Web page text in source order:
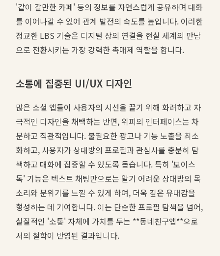
'같이 갈만한 카페' 등의 정보를 자연스럽게 공유하며 대화
를 이어나갈 수 있어 관계 발전의 속도를 높입니다. 이러한
정교한 LBS 기술은 디지털 상의 연결을 현실 세계의 만남
으로 전환시키는 가장 강력한 촉매제 역할을 합니다.
소통에 집중된 UI/UX 디자인
많은 소셜 앱들이 사용자의 시선을 끌기 위해 화려하고 자
극적인 디자인을 채택하는 반면, 위피의 인터페이스는 차
분하고 직관적입니다. 불필요한 광고나 기능 노출을 최소
화하고, 사용자가 상대방의 프로필과 관심사를 충분히 탐
색하고 대화에 집중할 수 있도록 돕습니다. 특히 '보이스
톡' 기능은 텍스트 채팅만으로는 알기 어려운 상대방의 목
소리와 분위기를 느낄 수 있게 하여, 더욱 깊은 유대감을
형성하는 데 기여합니다. 이는 단순한 프로필 탐색을 넘어,
실질적인 '소통' 자체에 가치를 두는 **동네친구앱**으로
서의 철학이 반영된 결과입니다.